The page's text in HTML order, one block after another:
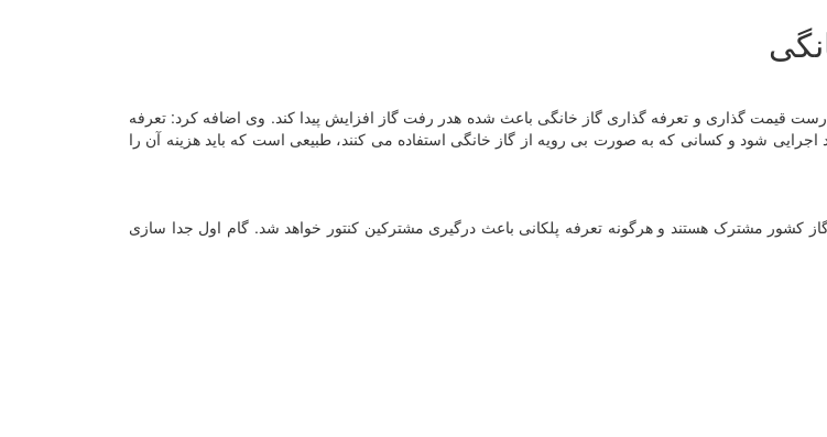
قیمت گذاری و تعرفه گذاری گاز خانگی باعث شده هدر رفت گاز افزایش پیدا کند. وی اضافه کرد: تعرفه
شود و کسانی که به صورت بی رویه از گاز خانگی استفاده می کنند، طبیعی است که باید هزینه آن را
کشور مشترک هستند و هرگونه تعرفه پلکانی باعث درگیری مشترکین کنتور خواهد شد. گام اول جدا سازی